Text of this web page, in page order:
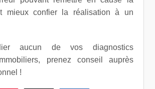
mieux confier la réalisation à un
aucun de vos diagnostics
prenez conseil auprès
!